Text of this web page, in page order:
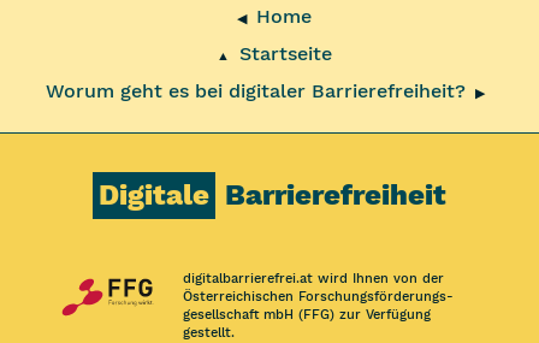
◀ Home
▲
Startseite
Worum geht es bei digitaler Barrierefreiheit?
▶
Digitale Barrierefreiheit
digitalbarrierefrei.at wird Ihnen von der
Österreichischen Forschungs­förderungs­
gesellschaft mbH (FFG) zur Verfügung
gestellt.